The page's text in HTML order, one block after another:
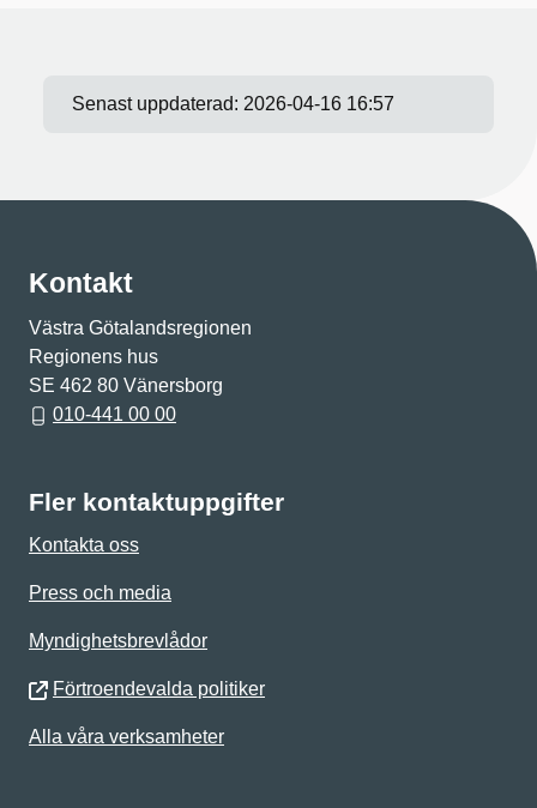
Senast uppdaterad: 2026-04-16 16:57
Kontakt
Västra Götalandsregionen
Regionens hus
SE 462 80 Vänersborg
010-441 00 00
Fler kontaktuppgifter
Kontakta oss
Press och media
Myndighetsbrevlådor
Förtroendevalda politiker
Alla våra verksamheter